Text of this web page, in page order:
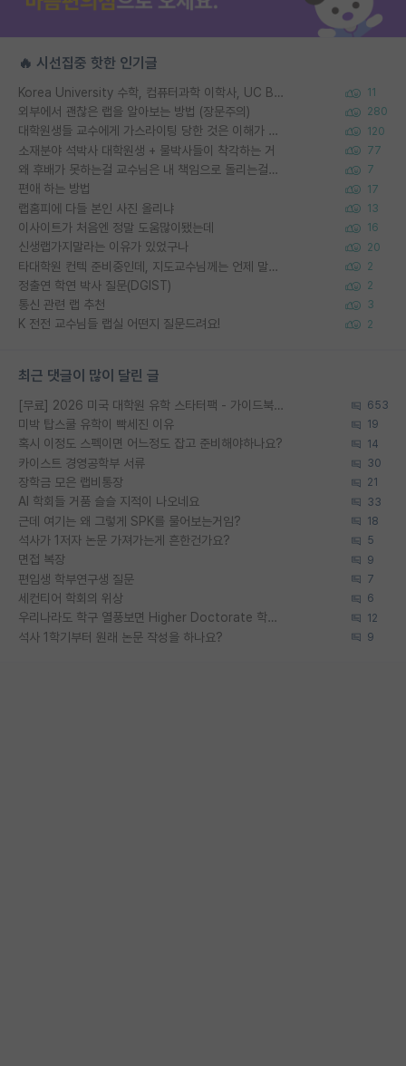
🔥 시선집중 핫한 인기글
Korea University 수학, 컴퓨터과학 이학사, UC Berkeley 산업공학 대학원 공학박사가 되는 것은 쉽지 않겠죠? 11
외부에서 괜찮은 랩을 알아보는 방법 (장문주의) 280
대학원생들 교수에게 가스라이팅 당한 것은 이해가 갑니다. 안타깝네요. 120
소재분야 석박사 대학원생 + 물박사들이 착각하는 거 77
왜 후배가 못하는걸 교수님은 내 책임으로 돌리는걸까요? 7
편애 하는 방법 17
랩홈피에 다들 본인 사진 올리냐 13
이사이트가 처음엔 정말 도움많이됐는데 16
신생랩가지말라는 이유가 있었구나 20
타대학원 컨텍 준비중인데, 지도교수님께는 언제 말씀드려야 할까요? 2
정출연 학연 박사 질문(DGIST) 2
통신 관련 랩 추천 3
K 전전 교수님들 랩실 어떤지 질문드려요! 2
최근 댓글이 많이 달린 글
[무료] 2026 미국 대학원 유학 스타터팩 - 가이드북 & 합격자 컨택메일 템플릿 653
미박 탑스쿨 유학이 빡세진 이유 19
혹시 이정도 스펙이면 어느정도 잡고 준비해야하나요? 14
카이스트 경영공학부 서류 30
장학금 모은 랩비통장 21
AI 학회들 거품 슬슬 지적이 나오네요 33
근데 여기는 왜 그렇게 SPK를 물어보는거임? 18
석사가 1저자 논문 가져가는게 흔한건가요? 5
면접 복장 9
편입생 학부연구생 질문 7
세컨티어 학회의 위상 6
우리나라도 학구 열풍보면 Higher Doctorate 학위가 필요하다고 봅니다. 12
석사 1학기부터 원래 논문 작성을 하나요? 9